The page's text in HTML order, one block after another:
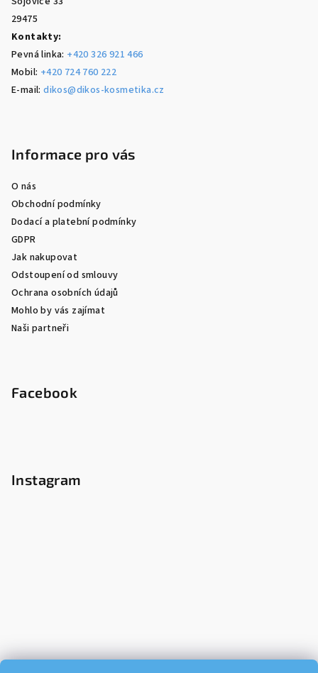
29475
Kontakty:
Pevná linka: +420 326 921 466
Mobil: +420 724 760 222
E-mail:dikos@dikos-kosmetika.cz
Informace pro vás
O nás
Obchodní podmínky
Dodací a platební podmínky
GDPR
Jak nakupovat
Odstoupení od smlouvy
Ochrana osobních údajů
Mohlo by vás zajímat
Naši partneři
Facebook
Instagram